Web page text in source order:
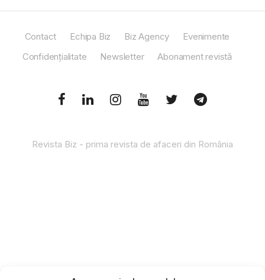
Contact Echipa Biz Biz Agency
Evenimente
Confidențialitate
Newsletter Abonament revistă
Revista Biz - prima revista de afaceri din România